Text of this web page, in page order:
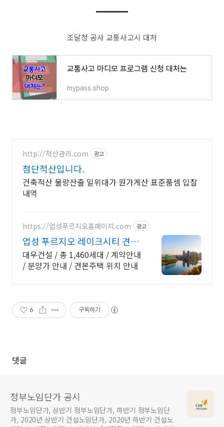
조달청 공사 교통사고시 대처
교통사고 마디모 프로그램 신청 대처는
mypass.shop
http://적산관리.com 광고
첨단적산입니다.
건축적산 물량산출 일위대가 원가게산 표준품셈 입찰
내역
https://업성푸르지오홈페이지.com 광고
업성 푸르지오 레이크시티 견본
주택 방문 예약
대우건설 / 총 1,460세대 / 계약안내
/ 분양가 안내 / 견본주택 위치 안내
6 구독하기
댓글
정부노임단가 공시
정부노임단가, 상반기 정부노임단가, 하반기 정부노임단
가, 2020년 상반기 건설노임단가, 2020년 하반기 건설노